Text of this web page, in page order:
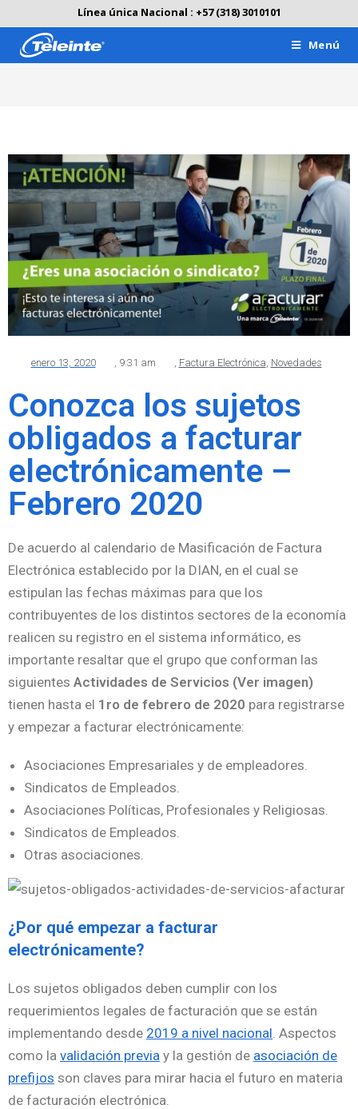
Línea única Nacional : +57 (318) 3010101
Menú
enero 13, 2020 9:31 am Factura Electrónica Novedades
Conozca los sujetos
obligados a facturar
electrónicamente –
Febrero 2020
De acuerdo al calendario de Masificación de Factura
Electrónica establecido por la DIAN, en el cual se
estipulan las fechas máximas para que los
contribuyentes de los distintos sectores de la economía
realicen su registro en el sistema informático, es
importante resaltar que el grupo que conforman las
siguientes Actividades de Servicios (Ver imagen)
tienen hasta el 1ro de febrero de 2020 para registrarse
y empezar a facturar electrónicamente:
Asociaciones Empresariales y de empleadores.
Sindicatos de Empleados.
Asociaciones Políticas, Profesionales y Religiosas.
Sindicatos de Empleados.
Otras asociaciones.
¿Por qué empezar a facturar
electrónicamente?
Los sujetos obligados deben cumplir con los
requerimientos legales de facturación que se están
implementando desde 2019 a nivel nacional . Aspectos
como la validación previa y la gestión de asociación de
prefijos son claves para mirar hacia el futuro en materia
de facturación electrónica.